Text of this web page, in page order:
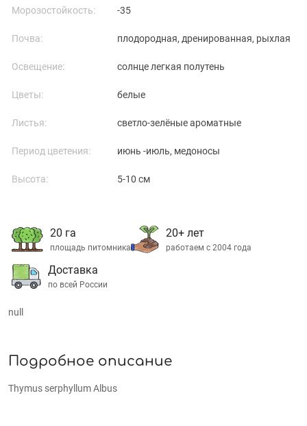
Морозостойкость: -35
Почва: плодородная, дренированная, рыхлая
Освещение: солнце легкая полутень
Цветы: белые
Листья: светло-зелёные ароматные
Период цветения: июнь -июль, медоносы
Высота: 5-10 см
20 га
площадь питомника
20+ лет
работаем с 2004 года
Доставка
по всей России
null
Подробное описание
Thymus serphyllum Albus